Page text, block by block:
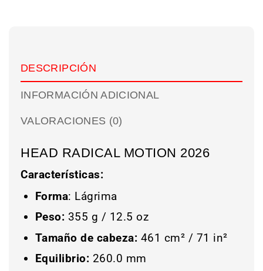
DESCRIPCIÓN
INFORMACIÓN ADICIONAL
VALORACIONES (0)
HEAD RADICAL MOTION 2026
Características:
Forma: Lágrima
Peso: 355 g / 12.5 oz
Tamaño de cabeza: 461 cm² / 71 in²
Equilibrio: 260.0 mm